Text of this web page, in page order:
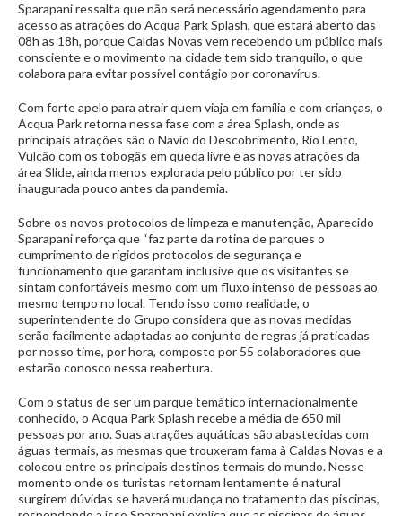
Sparapani ressalta que não será necessário agendamento para
acesso as atrações do Acqua Park Splash, que estará aberto das
08h as 18h, porque Caldas Novas vem recebendo um público mais
consciente e o movimento na cidade tem sido tranquilo, o que
colabora para evitar possível contágio por coronavírus.
Com forte apelo para atrair quem viaja em família e com crianças, o
Acqua Park retorna nessa fase com a área Splash, onde as
principais atrações são o Navio do Descobrimento, Rio Lento,
Vulcão com os tobogãs em queda livre e as novas atrações da
área Slide, ainda menos explorada pelo público por ter sido
inaugurada pouco antes da pandemia.
Sobre os novos protocolos de limpeza e manutenção, Aparecido
Sparapani reforça que “faz parte da rotina de parques o
cumprimento de rígidos protocolos de segurança e
funcionamento que garantam inclusive que os visitantes se
sintam confortáveis mesmo com um fluxo intenso de pessoas ao
mesmo tempo no local. Tendo isso como realidade, o
superintendente do Grupo considera que as novas medidas
serão facilmente adaptadas ao conjunto de regras já praticadas
por nosso time, por hora, composto por 55 colaboradores que
estarão conosco nessa reabertura.
Com o status de ser um parque temático internacionalmente
conhecido, o Acqua Park Splash recebe a média de 650 mil
pessoas por ano. Suas atrações aquáticas são abastecidas com
águas termais, as mesmas que trouxeram fama à Caldas Novas e a
colocou entre os principais destinos termais do mundo. Nesse
momento onde os turistas retornam lentamente é natural
surgirem dúvidas se haverá mudança no tratamento das piscinas,